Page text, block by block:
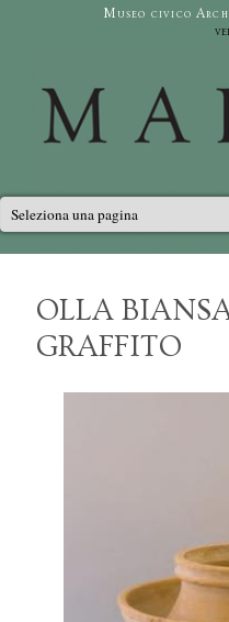
Salta al contenuto principale
Museo civico
Menu principale
OLLA
GRAFFITO